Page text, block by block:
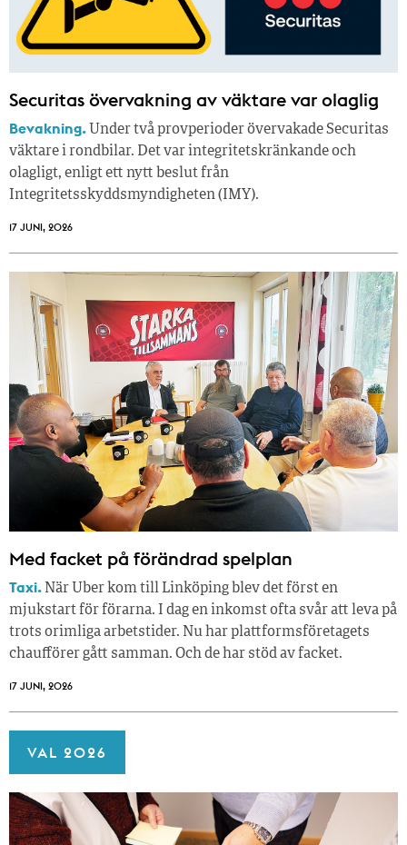
Securitas övervakning av väktare var olaglig
Bevakning. Under två provperioder övervakade Securitas
väktare i rondbilar. Det var integritetskränkande och
olagligt, enligt ett nytt beslut från
Integritetsskyddsmyndigheten (IMY).
17 JUNI, 2026
Med facket på förändrad spelplan
Taxi. När Uber kom till Linköping blev det först en
mjukstart för förarna. I dag en inkomst ofta svår att leva på
trots orimliga arbetstider. Nu har plattformsföretagets
chaufförer gått samman. Och de har stöd av facket.
17 JUNI, 2026
VAL 2026